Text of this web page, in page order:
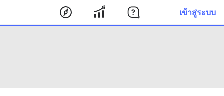
เข้าสู่ระบบ